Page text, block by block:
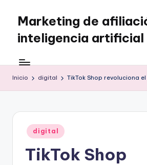
Saltar
contenido
Marketing de
inteligencia artificial
Inicio digital TikTok Shop revoluciona
Publicado
en
digital
TikTok Shop